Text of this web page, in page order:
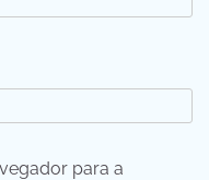
para a